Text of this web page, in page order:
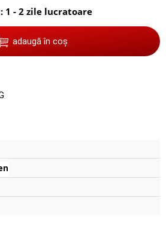
1 - 2 zile lucratoare
adaugă în coș